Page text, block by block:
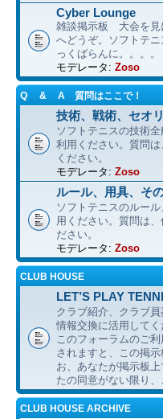
Cyber Lounge
雑談掲示板 大会を見
へどうぞ。ソフトテ
っくばらんに。。。。
モデレータ: Zoso
Q & A 質問はここで！
技術、戦術、セオ
ソフトテニスの技術
利用ください。質問
ください。
モデレータ: Zoso
ルール、用具、そ
ソフトテニスのルー
用ください。質問は
ださい。
モデレータ: Zoso
CLUB HOUSE
LET’S PLAY
クラブ紹介、クラブ
情報交換に活用してく
このフォーラムのご
されますと、この掲
お、あなたが掲示板
たの同意がない限り
CLUB HOUSE ARCHIVE